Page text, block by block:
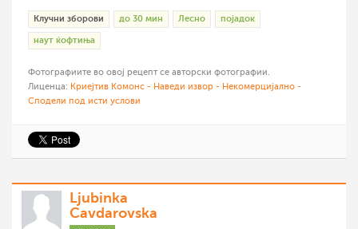
Клучни зборови до 30 мин Лесно појадок
наут ќофтиња
Фотографиите во овој рецепт се авторски фотографии.
Лиценца: Криејтив Комонс - Наведи извор - Некомерцијално -
Сподели под исти услови
Ljubinka
Cavdarovska